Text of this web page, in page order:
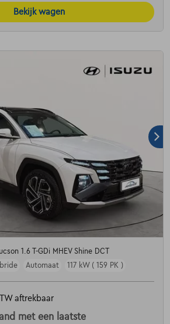
Bekijk wagen
1.6 T-GDi MHEV Shine DCT
Automaat 117 kW ( 159 PK )
aftrekbaar
met een laatste